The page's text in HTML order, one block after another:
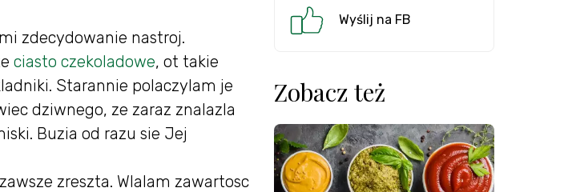
zdecydowanie nastroj.
ciasto czekoladowe, ot takie
Starannie polaczylam je
dziwnego, ze zaraz znalazla
Buzia od razu sie Jej
zreszta. Wlalam zawartosc
Wyślij na FB
Zobacz też